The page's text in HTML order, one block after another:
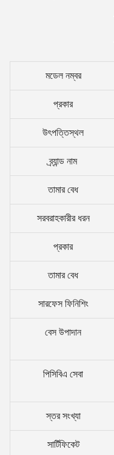
মডেল নম্বর
প্রকার
উৎপত্তিস্থল
ব্র্যান্ড নাম
তামার বেধ
সরবরাহকারীর ধরন
প্রকার
তামার বেধ
সারফেস ফিনিশিং
বেস উপাদান
পিসিবিএ সেবা
স্তর সংখ্যা
সার্টিফিকেট